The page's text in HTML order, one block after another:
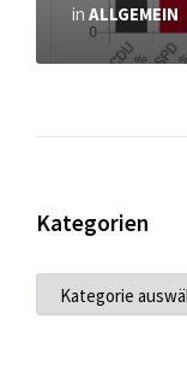
in ALLGEMEIN
Kategorien
KATEGORIEN